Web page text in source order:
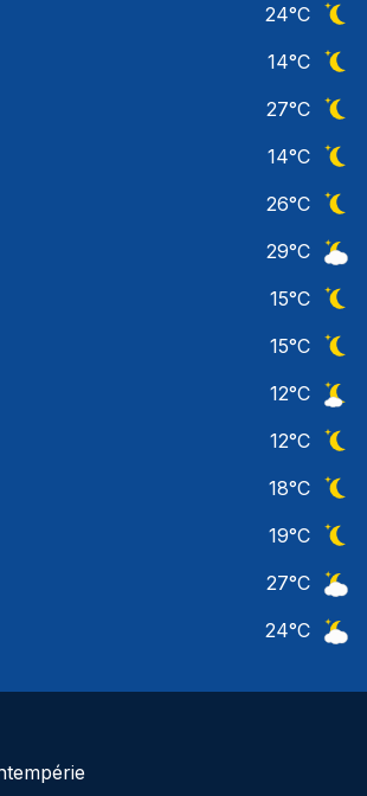
24°C
14°C
27°C
14°C
26°C
29°C
15°C
15°C
12°C
12°C
18°C
19°C
27°C
24°C